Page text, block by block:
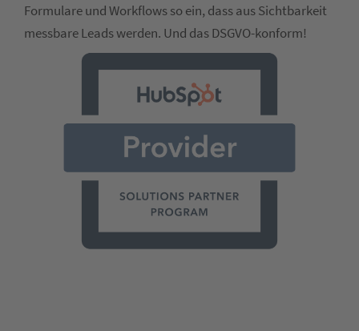
Formulare und Workflows so ein, dass aus Sichtbarkeit
messbare Leads werden. Und das DSGVO-konform!